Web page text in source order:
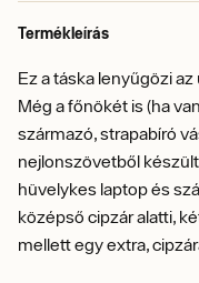
Termékleírás
Ez a táska lenyűgözi
Még a főnökét is (ha
származó, strapabíró
nejlonszövetből
hüvelykes laptop és
középső cipzár alatti,
mellett egy extra,